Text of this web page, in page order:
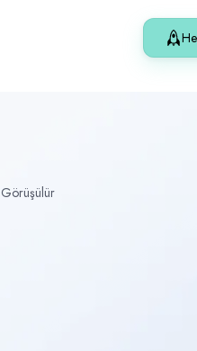
Görüşülür